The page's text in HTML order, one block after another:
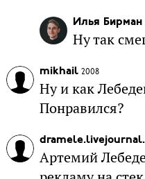
Илья Бирман
Ну так
mikhail 2008
Ну и как
Понравился?
Артемий